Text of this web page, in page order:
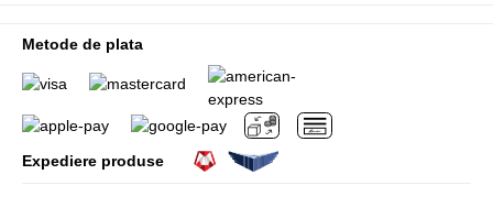
Metode de plata
Expediere produse